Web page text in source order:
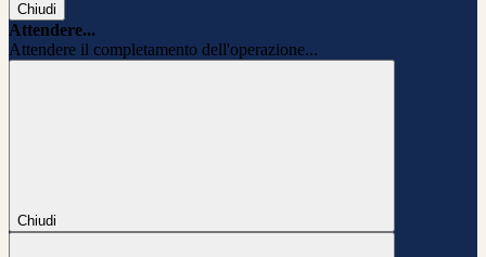
Chiudi
Attendere...
Attendere il completamento dell'operazione...
Chiudi